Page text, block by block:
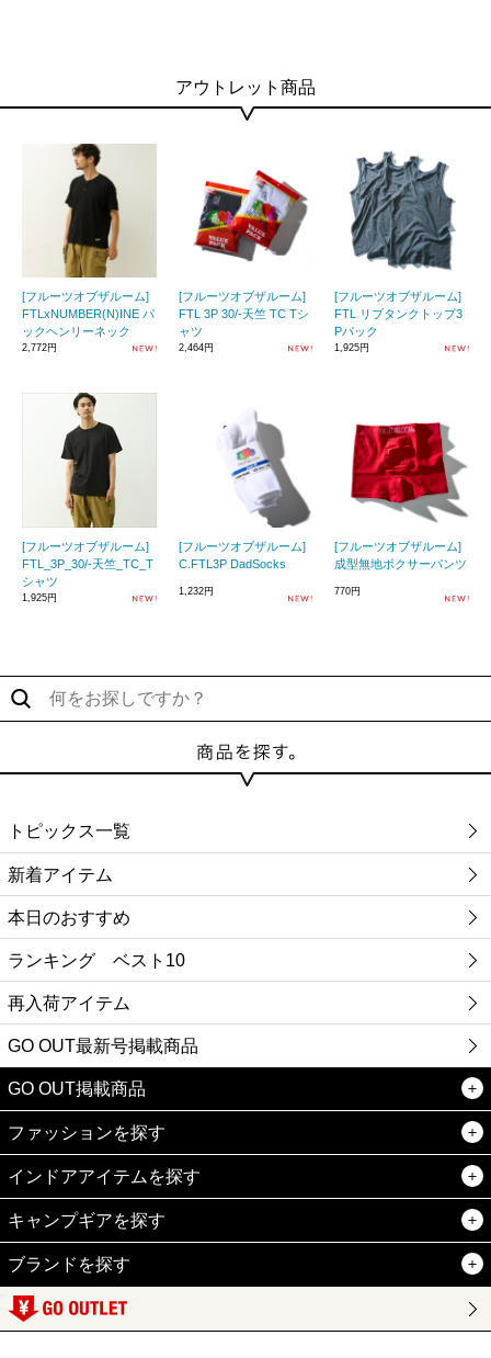
アウトレット商品
[フルーツオブザルーム]
FTLxNUMBER(N)INE パ
ックヘンリーネック
2,772円
[フルーツオブザルーム]
FTL 3P 30/-天竺 TC Tシ
ャツ
2,464円
[フルーツオブザルーム]
FTL リブタンクトップ3
Pパック
1,925円
[フルーツオブザルーム]
FTL_3P_30/-天竺_TC_T
シャツ
1,925円
[フルーツオブザルーム]
C.FTL3P DadSocks
1,232円
[フルーツオブザルーム]
成型無地ボクサーパンツ
770円
トピックス一覧
新着アイテム
本日のおすすめ
ランキング ベスト10
再入荷アイテム
GO OUT最新号掲載商品
GO OUT掲載商品
ファッションを探す
インドアアイテムを探す
キャンプギアを探す
ブランドを探す